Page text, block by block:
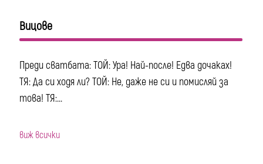
Вицове
Преди сватбата: ТОЙ: Ура! Най-после! Едва дочаках!
ТЯ: Да си ходя ли? ТОЙ: Не, даже не си и помисляй за
това! ТЯ:...
виж всички